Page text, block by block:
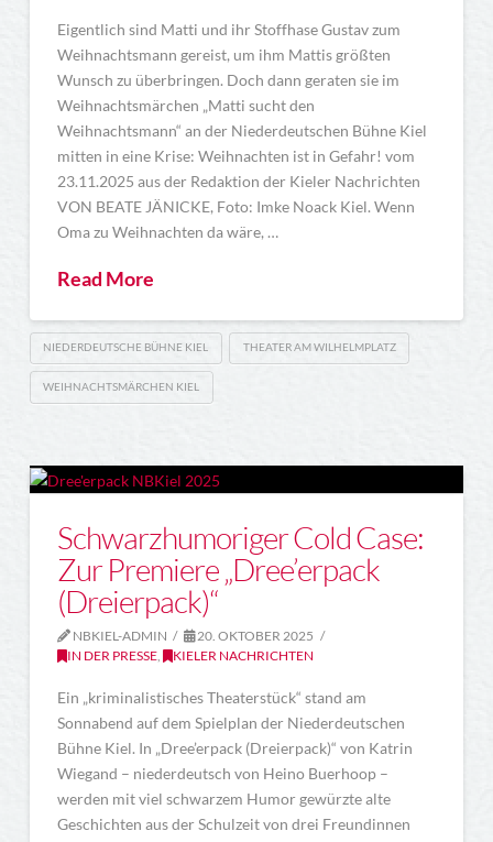
Eigentlich sind Matti und ihr Stoffhase Gustav zum
Weihnachtsmann gereist, um ihm Mattis größten
Wunsch zu überbringen. Doch dann geraten sie im
Weihnachtsmärchen „Matti sucht den
Weihnachtsmann“ an der Niederdeutschen Bühne Kiel
mitten in eine Krise: Weihnachten ist in Gefahr! vom
23.11.2025 aus der Redaktion der Kieler Nachrichten
VON BEATE JÄNICKE, Foto: Imke Noack Kiel. Wenn
Oma zu Weihnachten da wäre, …
Read More
NIEDERDEUTSCHE BÜHNE KIEL THEATER AM WILHELMPLATZ
WEIHNACHTSMÄRCHEN KIEL
Schwarzhumoriger Cold Case:
Zur Premiere „Dree’erpack
(Dreierpack)“
NBKIEL-ADMIN
20. OKTOBER 2025
IN DER PRESSE, KIELER NACHRICHTEN
Ein „kriminalistisches Theaterstück“ stand am
Sonnabend auf dem Spielplan der Niederdeutschen
Bühne Kiel. In „Dree’erpack (Dreierpack)“ von Katrin
Wiegand – niederdeutsch von Heino Buerhoop –
werden mit viel schwarzem Humor gewürzte alte
Geschichten aus der Schulzeit von drei Freundinnen